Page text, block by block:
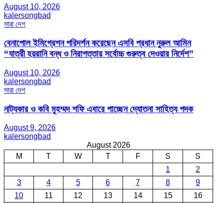
August 10, 2026
kalersongbad
সারা দেশ
বেনাপোল ইমিগ্রেশন পরিদর্শন করেছেন এসবি প্রধান নুরুল আমিন
“যাত্রী হয়রানি বন্ধ ও নিরাপত্তায় সর্বোচ্চ গুরুত্ব দেওয়ার নির্দেশ”
August 10, 2026
kalersongbad
সারা দেশ
নাট্যকার ও কবি মুহম্মদ শফি এবারে পাচ্ছেন দ্যোতনা সাহিত্য পদক
August 9, 2026
kalersongbad
August 2026
M
T W T F S
S
1
2
3
4 5 6 7 8
9
10
11 12 13 14 15 16